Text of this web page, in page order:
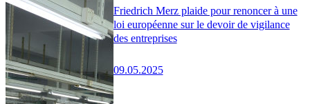
Friedrich Merz plaide pour renoncer à une
loi européenne sur le devoir de vigilance
des entreprises
09.05.2025